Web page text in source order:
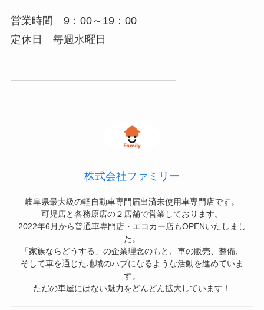
営業時間 9：00～19：00
定休日 毎週水曜日
———————————————–
株式会社ファミリー
岐阜県最大級の軽自動車専門届出済未使用車専門店です。
可児店と各務原店の２店舗で営業しております。
2022年6月から普通車専門店・エコカー店もOPENいたしまし
た。
「家族ならどうする」の企業理念のもと、車の販売、整備、
そして車を通じた地域のハブになるような活動を進めていま
す。
ただの車屋にはない魅力をどんどん拡大しています！